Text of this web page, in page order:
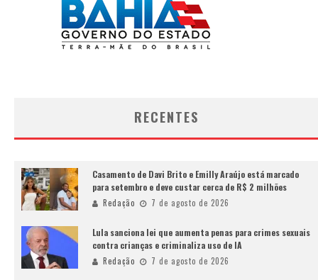
RECENTES
Casamento de Davi Brito e Emilly Araújo está marcado
para setembro e deve custar cerca de R$ 2 milhões
Redação 7 de agosto de 2026
Lula sanciona lei que aumenta penas para crimes sexuais
contra crianças e criminaliza uso de IA
Redação 7 de agosto de 2026